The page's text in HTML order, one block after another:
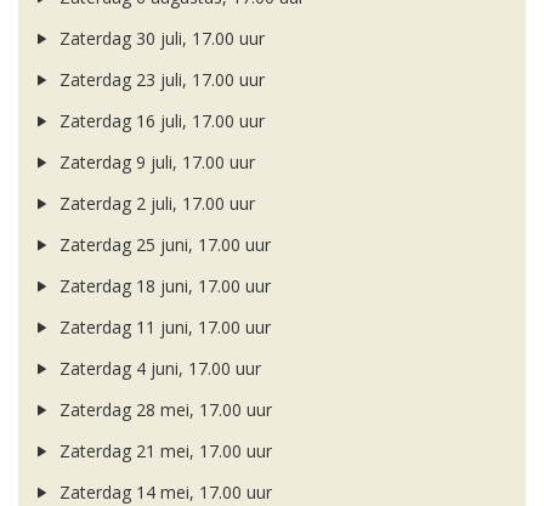
Zaterdag 30 juli, 17.00 uur
Zaterdag 23 juli, 17.00 uur
Zaterdag 16 juli, 17.00 uur
Zaterdag 9 juli, 17.00 uur
Zaterdag 2 juli, 17.00 uur
Zaterdag 25 juni, 17.00 uur
Zaterdag 18 juni, 17.00 uur
Zaterdag 11 juni, 17.00 uur
Zaterdag 4 juni, 17.00 uur
Zaterdag 28 mei, 17.00 uur
Zaterdag 21 mei, 17.00 uur
Zaterdag 14 mei, 17.00 uur